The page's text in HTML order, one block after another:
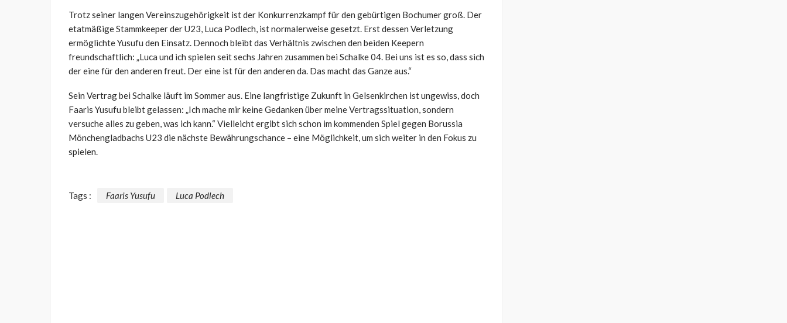
Trotz seiner langen Vereinszugehörigkeit ist der Konkurrenzkampf für den gebürtigen Bochumer groß. Der
etatmäßige Stammkeeper der U23, Luca Podlech, ist normalerweise gesetzt. Erst dessen Verletzung
ermöglichte Yusufu den Einsatz. Dennoch bleibt das Verhältnis zwischen den beiden Keepern
freundschaftlich: „Luca und ich spielen seit sechs Jahren zusammen bei Schalke 04. Bei uns ist es so, dass sich
der eine für den anderen freut. Der eine ist für den anderen da. Das macht das Ganze aus.“
Sein Vertrag bei Schalke läuft im Sommer aus. Eine langfristige Zukunft in Gelsenkirchen ist ungewiss, doch
Faaris Yusufu bleibt gelassen: „Ich mache mir keine Gedanken über meine Vertragssituation, sondern
versuche alles zu geben, was ich kann.“ Vielleicht ergibt sich schon im kommenden Spiel gegen Borussia
Mönchengladbachs U23 die nächste Bewährungschance – eine Möglichkeit, um sich weiter in den Fokus zu
spielen.
Tags : Faaris Yusufu Luca Podlech